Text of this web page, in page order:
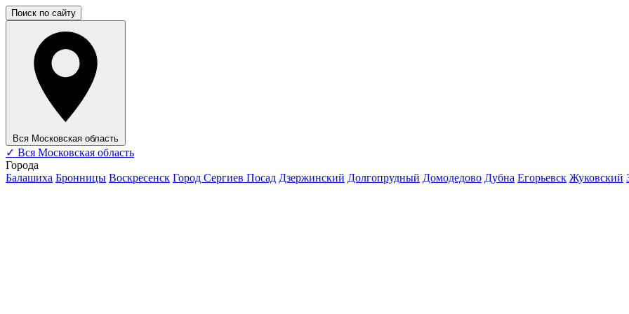
Поиск по сайту
Вся Московская область
✓ Вся Московская область
Города
Балашиха Бронницы Воскресенск Город Сергиев Посад Дзержинский Долгопрудный Домодедово Дубна Егорьевск Жуковский